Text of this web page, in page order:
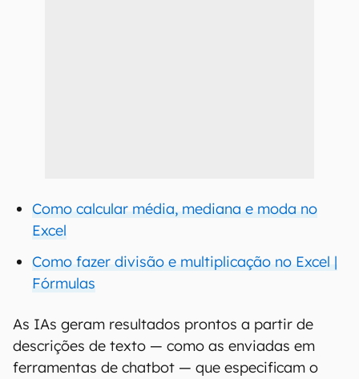
Como calcular média, mediana e moda no
Excel
Como fazer divisão e multiplicação no Excel |
Fórmulas
As IAs geram resultados prontos a partir de
descrições de texto — como as enviadas em
ferramentas de chatbot — que especificam o